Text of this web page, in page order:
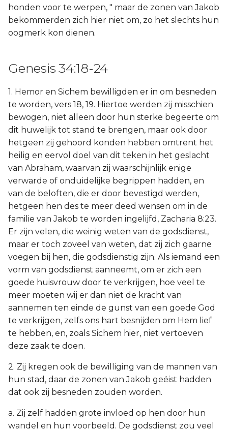
honden voor te werpen, " maar de zonen van Jakob
bekommerden zich hier niet om, zo het slechts hun
oogmerk kon dienen.
Genesis 34:18-24
1. Hemor en Sichem bewilligden er in om besneden
te worden, vers 18, 19. Hiertoe werden zij misschien
bewogen, niet alleen door hun sterke begeerte om
dit huwelijk tot stand te brengen, maar ook door
hetgeen zij gehoord konden hebben omtrent het
heilig en eervol doel van dit teken in het geslacht
van Abraham, waarvan zij waarschijnlijk enige
verwarde of onduidelijke begrippen hadden, en
van de beloften, die er door bevestigd werden,
hetgeen hen des te meer deed wensen om in de
familie van Jakob te worden ingelijfd, Zacharia 8:23.
Er zijn velen, die weinig weten van de godsdienst,
maar er toch zoveel van weten, dat zij zich gaarne
voegen bij hen, die godsdienstig zijn. Als iemand een
vorm van godsdienst aanneemt, om er zich een
goede huisvrouw door te verkrijgen, hoe veel te
meer moeten wij er dan niet de kracht van
aannemen ten einde de gunst van een goede God
te verkrijgen, zelfs ons hart besnijden om Hem lief
te hebben, en, zoals Sichem hier, niet vertoeven
deze zaak te doen.
2. Zij kregen ook de bewilliging van de mannen van
hun stad, daar de zonen van Jakob geëist hadden
dat ook zij besneden zouden worden.
a. Zij zelf hadden grote invloed op hen door hun
wandel en hun voorbeeld. De godsdienst zou veel